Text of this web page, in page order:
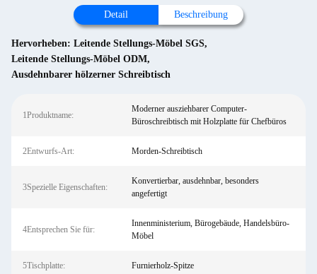
Detail Beschreibung
Hervorheben: Leitende Stellungs-Möbel SGS,
Leitende Stellungs-Möbel ODM,
Ausdehnbarer hölzerner Schreibtisch
1Produktname:
Moderner ausziehbarer Computer-
Büroschreibtisch mit Holzplatte für Chefbüros
2Entwurfs-Art: Morden-Schreibtisch
3Spezielle Eigenschaften:
Konvertierbar, ausdehnbar, besonders
angefertigt
4Entsprechen Sie für:
Innenministerium, Bürogebäude, Handelsbüro-
Möbel
5Tischplatte: Furnierholz-Spitze